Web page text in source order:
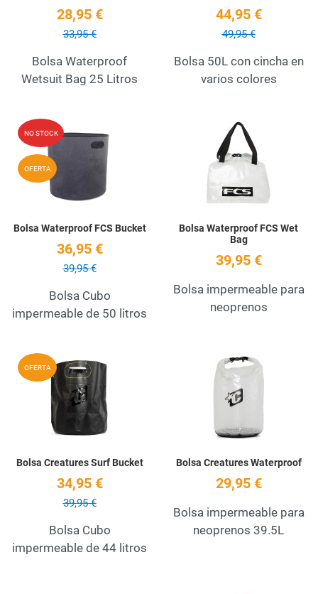
28,95 €
33,95 €
Bolsa Waterproof
Wetsuit Bag 25 Litros
44,95 €
49,95 €
Bolsa 50L con cincha en
varios colores
NO STOCK
OFERTA
Add to Wishlist
Bolsa Waterproof FCS Bucket
36,95 €
39,95 €
Bolsa Cubo
impermeable de 50 litros
Bolsa Waterproof FCS Wet
Bag
39,95 €
Bolsa impermeable para
neoprenos
OFERTA Add to Wishlist
Bolsa Creatures Surf Bucket
34,95 €
39,95 €
Bolsa Cubo
impermeable de 44 litros
Bolsa Creatures Waterproof
29,95 €
Bolsa impermeable para
neoprenos 39.5L